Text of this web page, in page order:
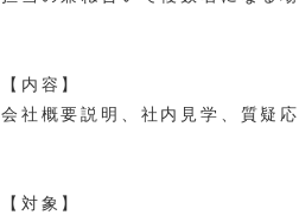
【内容】
会社概要説明、社内見学、質疑
【対象】